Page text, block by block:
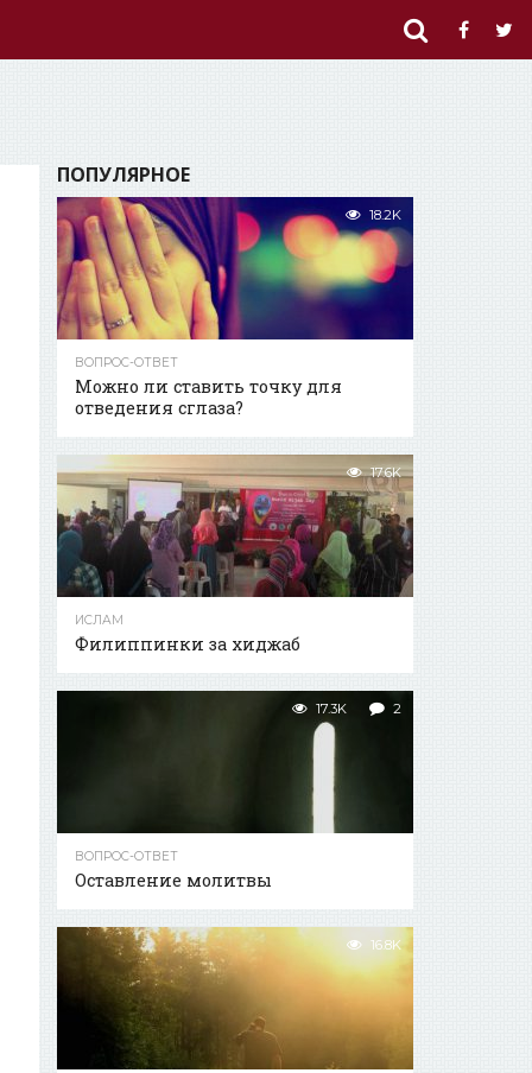
ПОПУЛЯРНОЕ
18.2K
ВОПРОС-ОТВЕТ
Можно ли ставить точку для
отведения сглаза?
17.6K
ИСЛАМ
Филиппинки за хиджаб
17.3K 2
ВОПРОС-ОТВЕТ
Оставление молитвы
16.8K